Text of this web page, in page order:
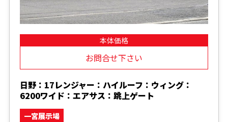
本体価格
お問合せ下さい
日野：17レンジャー：ハイルーフ：ウィング：
6200ワイド：エアサス：跳上ゲート
一宮展示場